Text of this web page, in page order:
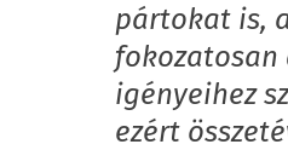
pártokat is,
fokozatosan
igényeihez
ezért